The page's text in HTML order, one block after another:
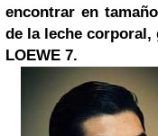
encontrar en
de la leche corporal,
LOEWE 7.